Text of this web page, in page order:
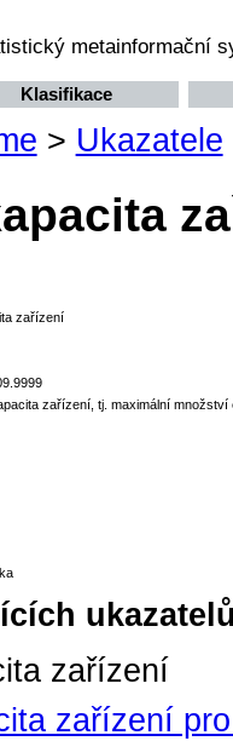
metainformační
Klasifikace
> Ukazatele
zařízení
zařízení, tj. maximální
zařízení
zařízení